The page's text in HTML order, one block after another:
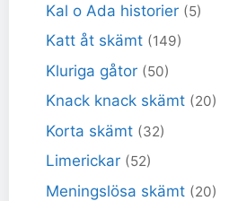
Kal o Ada historier (5)
Katt åt skämt (149)
Kluriga gåtor (50)
Knack knack skämt (20)
Korta skämt (32)
Limerickar (52)
Meningslösa skämt (20)